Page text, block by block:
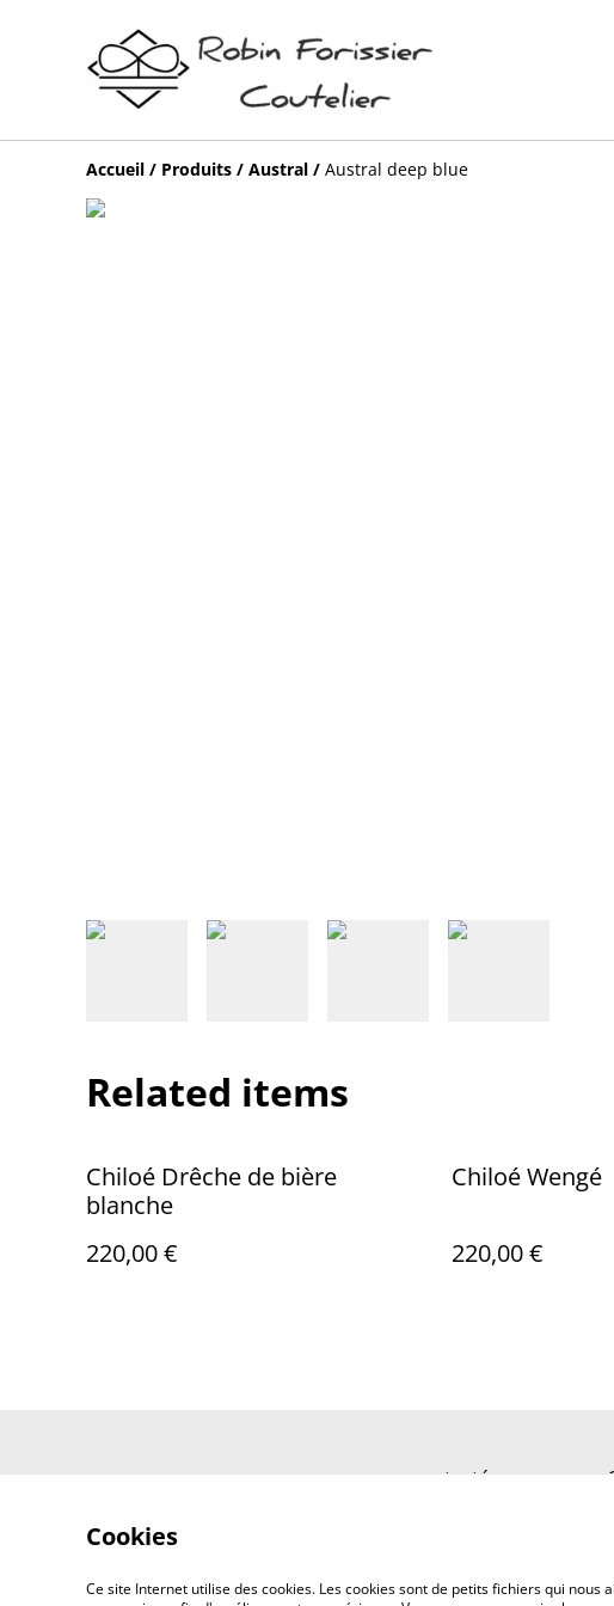
Accueil / Produits / Austral / Austral deep blue
Related items
Chiloé Drêche de bière
blanche
220,00 €
Chiloé Wengé
220,00 €
contacté-nous
Cookies
Ce site Internet utilise des cookies. Les cookies sont de petits fichiers qui